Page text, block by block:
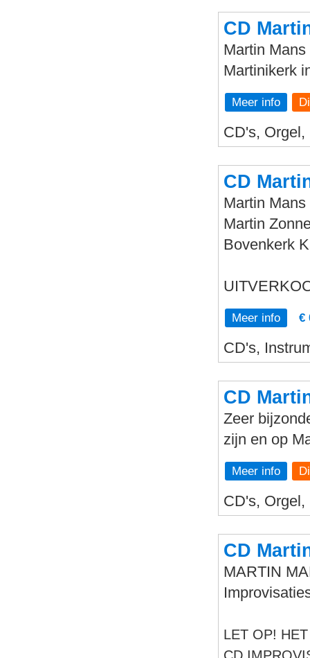
CD
Martin
Martinikerk
Meer info
CD's, Orgel,
CD
Martin Mans
Martin
Bovenkerk
Meer info €
CD's,
CD
Zeer
zijn en op
Meer info
CD's, Orgel,
CD
MARTIN
LET OP!